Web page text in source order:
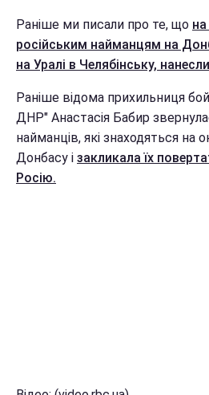
Раніше ми писали про те, що
російським найманцям на
на Уралі в Челябінську,
Раніше відома прихильниця
ДНР" Анастасія Бабир
найманців, які знаходяться на
Донбасу і закликала їх
Росію.